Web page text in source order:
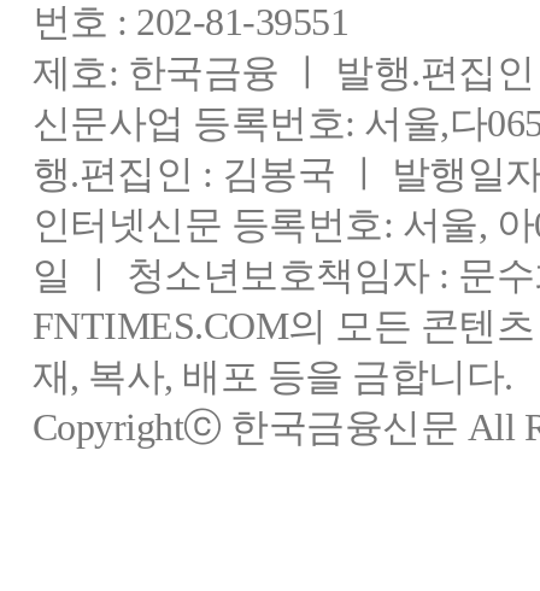
번호 : 202-81-39551
제호: 한국금융 ㅣ 발행.편집
신문사업 등록번호: 서울,다
행.편집인 : 김봉국 ㅣ 발행일
인터넷신문 등록번호: 서울,
일 ㅣ 청소년보호책임자 : 문
FNTIMES.COM의 모든 콘텐
재, 복사, 배포 등을 금합니다.
Copyrightⓒ 한국금융신문 All